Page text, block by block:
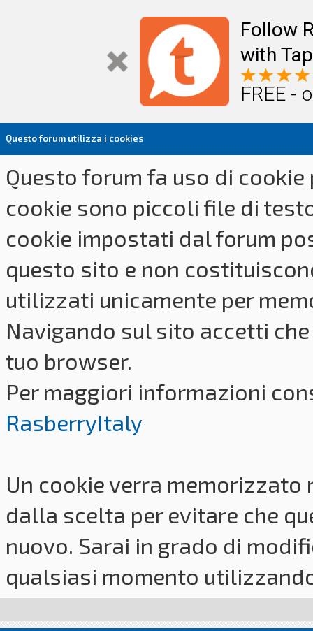
Follow
with
FREE -
Questo forum utilizza i cookies
Questo forum fa uso di
cookie sono piccoli file di
cookie impostati dal forum
questo sito e non
utilizzati unicamente per
Navigando sul sito accetti
tuo browser.
Per maggiori informazioni
RasberryItaly
Un cookie verra
dalla scelta per evitare che
nuovo. Sarai in grado di
qualsiasi momento